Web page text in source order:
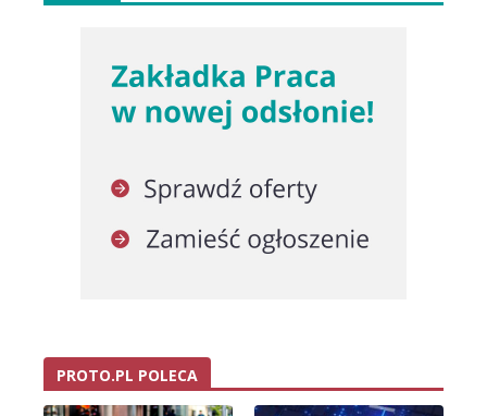
PROTO.PL POLECA